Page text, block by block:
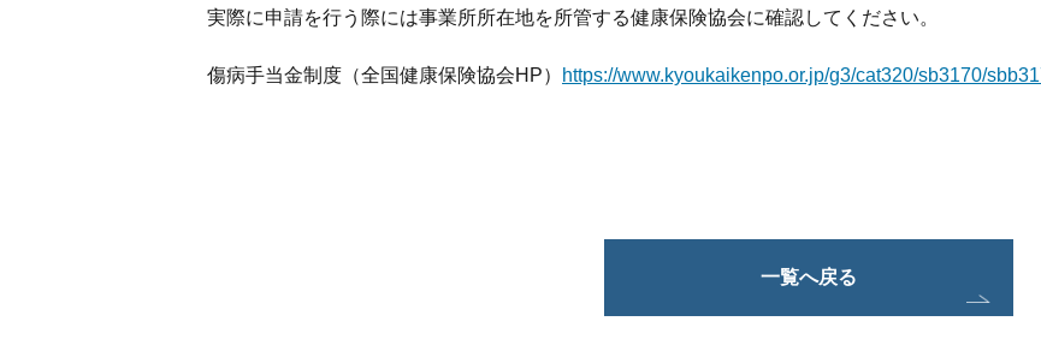
実際に申請を行う際には事業所所在地を所管する健康保険協会に確認してください。
傷病手当金制度（全国健康保険協会HP） https://www.kyoukaikenpo.or.jp/g3/cat320/sb3170/
一覧へ戻る